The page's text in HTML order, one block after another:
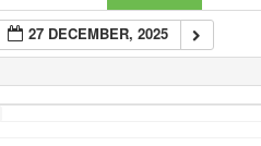
27 DECEMBER, 2025